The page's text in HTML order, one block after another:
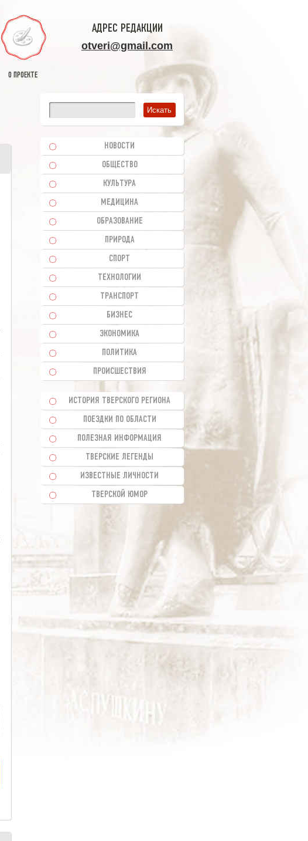
О ПРОЕКТЕ
АДРЕС РЕДАКЦИИ
otveri@gmail.com
НОВОСТИ
ОБЩЕСТВО
КУЛЬТУРА
МЕДИЦИНА
ОБРАЗОВАНИЕ
ПРИРОДА
СПОРТ
ТЕХНОЛОГИИ
ТРАНСПОРТ
БИЗНЕС
ЭКОНОМИКА
ПОЛИТИКА
ПРОИСШЕСТВИЯ
ИСТОРИЯ ТВЕРСКОГО РЕГИОНА
ПОЕЗДКИ ПО ОБЛАСТИ
ПОЛЕЗНАЯ ИНФОРМАЦИЯ
ТВЕРСКИЕ ЛЕГЕНДЫ
ИЗВЕСТНЫЕ ЛИЧНОСТИ
ТВЕРСКОЙ ЮМОР